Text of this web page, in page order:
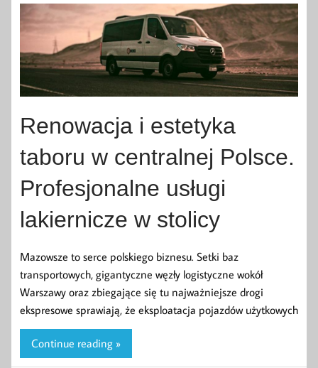
Renowacja i estetyka
taboru w centralnej Polsce.
Profesjonalne usługi
lakiernicze w stolicy
Mazowsze to serce polskiego biznesu. Setki baz
transportowych, gigantyczne węzły logistyczne wokół
Warszawy oraz zbiegające się tu najważniejsze drogi
ekspresowe sprawiają, że eksploatacja pojazdów użytkowych
Continue reading »